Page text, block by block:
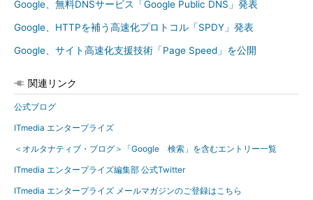
Google、無料DNSサービス「Google Public DNS」発表
Google、HTTPを補う高速化プロトコル「SPDY」発表
Google、サイト高速化支援技術「Page Speed」を公開
関連リンク
公式ブログ
ITmedia エンタープライズ
＜オルタナティブ・ブログ＞「Google 検索」を含むエントリー一覧
ITmedia エンタープライズ編集部 公式Twitter
ITmedia エンタープライズ メールマガジンのご登録はこちら